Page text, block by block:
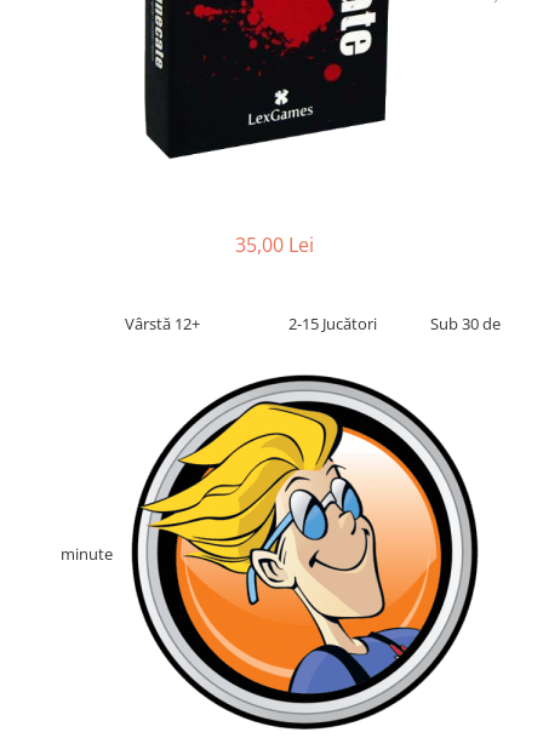
Categoriile Noastre
Premiate internațional
Durata de joc
35,00 Lei
Vârstă 12+ 2-15 Jucători Sub 30 de
minute